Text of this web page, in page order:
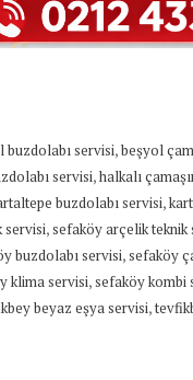
buzdolabı servisi,beşyol
servisi,halkalı
buzdolabı servisi,
servisi,sefaköy arçelik teknik
buzdolabı servisi,sefaköy
klima servisi,sefaköy kombi
beyaz eşya servisi,